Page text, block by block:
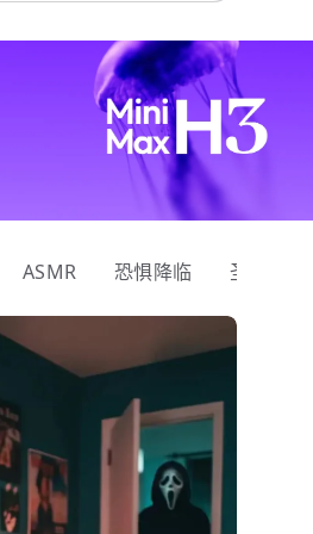
ASMR 恐惧降临 圣诞狂欢